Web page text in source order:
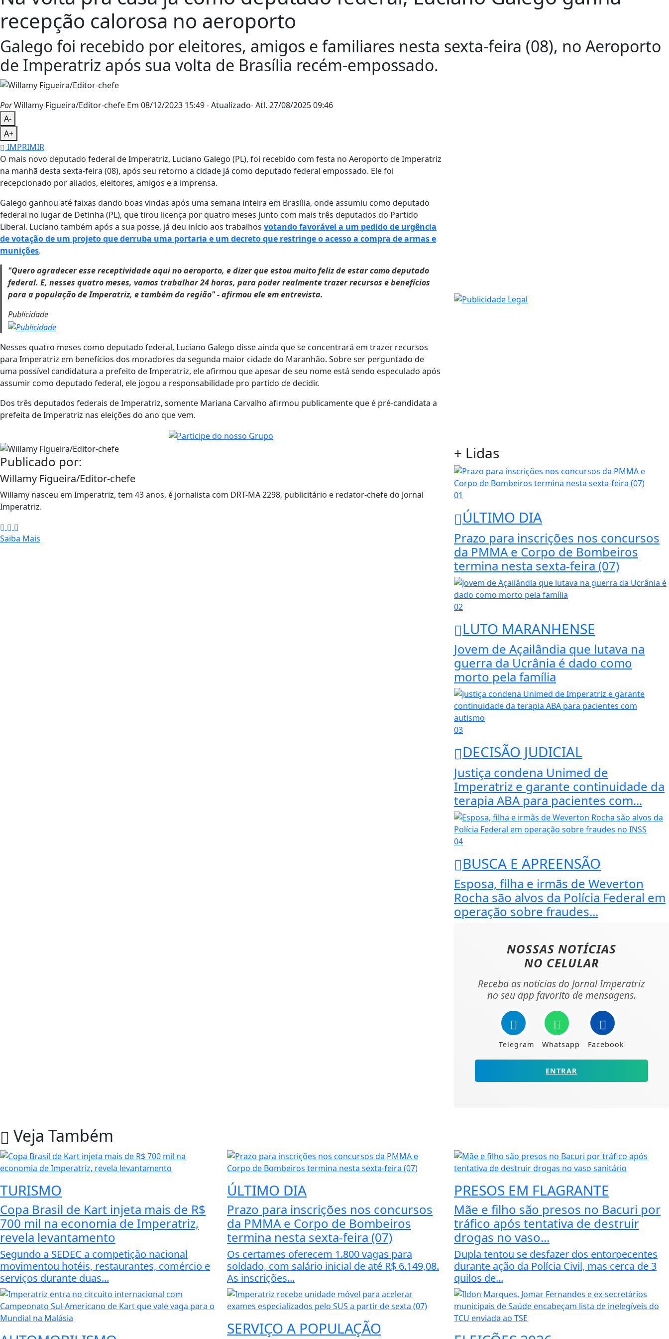
recepção calorosa no aeroporto
Galego foi recebido por eleitores, amigos e familiares nesta sexta-feira (08), no Aeroporto
de Imperatriz após sua volta de Brasília recém-empossado.
PorWillamy Figueira/Editor-chefe Em 08/12/2023 15:49- Atualizado- Atl. 27/08/2025 09:46
A-
A+
IMPRIMIR
O mais novo deputado federal de Imperatriz, Luciano Galego (PL), foi recebido com festa no Aeroporto de Imperatriz
na manhã desta sexta-feira (08), após seu retorno a cidade já como deputado federal empossado. Ele foi
recepcionado por aliados, eleitores, amigos e a imprensa.
Galego ganhou até faixas dando boas vindas após uma semana inteira em Brasília, onde assumiu como deputado
federal no lugar de Detinha (PL), que tirou licença por quatro meses junto com mais três deputados do Partido
Liberal. Luciano também após a sua posse, já deu início aos trabalhos votando favorável a um pedido de urgência
de votação de um projeto que derruba uma portaria e um decreto que restringe o acesso a compra de armas e
munições.
"Quero agradecer esse receptividade aqui no aeroporto, e dizer que estou muito feliz de estar como deputado
federal. E, nesses quatro meses, vamos trabalhar 24 horas, para poder realmente trazer recursos e benefícios
para a população de Imperatriz, e também da região" - afirmou ele em entrevista.
Publicidade
Nesses quatro meses como deputado federal, Luciano Galego disse ainda que se concentrará em trazer recursos
para Imperatriz em benefícios dos moradores da segunda maior cidade do Maranhão. Sobre ser perguntado de
uma possível candidatura a prefeito de Imperatriz, ele afirmou que apesar de seu nome está sendo especulado após
assumir como deputado federal, ele jogou a responsabilidade pro partido de decidir.
Dos três deputados federais de Imperatriz, somente Mariana Carvalho afirmou publicamente que é pré-candidata a
prefeita de Imperatriz nas eleições do ano que vem.
Publicado por:
Willamy Figueira/Editor-chefe
Willamy nasceu em Imperatriz, tem 43 anos, é jornalista com DRT-MA 2298, publicitário e redator-chefe do Jornal
Imperatriz.
Saiba Mais
+ Lidas
01
ÚLTIMO DIA
Prazo para inscrições nos concursos
da PMMA e Corpo de Bombeiros
termina nesta sexta-feira (07)
02
LUTO MARANHENSE
Jovem de Açailândia que lutava na
guerra da Ucrânia é dado como
morto pela família
03
DECISÃO JUDICIAL
Justiça condena Unimed de
Imperatriz e garante continuidade da
terapia ABA para pacientes com...
04
BUSCA E APREENSÃO
Esposa, filha e irmãs de Weverton
Rocha são alvos da Polícia Federal em
operação sobre fraudes...
NOSSAS NOTÍCIAS
NO CELULAR
Receba as notícias do Jornal Imperatriz
no seu app favorito de mensagens.
Telegram Whatsapp Facebook
ENTRAR
Veja Também
TURISMO
Copa Brasil de Kart injeta mais de R$
700 mil na economia de Imperatriz,
revela levantamento
Segundo a SEDEC a competição nacional
movimentou hotéis, restaurantes, comércio e
serviços durante duas...
ÚLTIMO DIA
Prazo para inscrições nos concursos
da PMMA e Corpo de Bombeiros
termina nesta sexta-feira (07)
Os certames oferecem 1.800 vagas para
soldado, com salário inicial de até R$ 6.149,08.
As inscrições...
PRESOS EM FLAGRANTE
Mãe e filho são presos no Bacuri por
tráfico após tentativa de destruir
drogas no vaso...
Dupla tentou se desfazer dos entorpecentes
durante ação da Polícia Civil, mas cerca de 3
quilos de...
SERVIÇO A POPULAÇÃO